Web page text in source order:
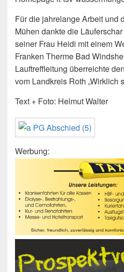
Für die jahrelange Arbeit und
Mühen dankte die
seiner Frau Heidi mit einem
Franken Therme Bad
Lauftreffleitung überreichte
vom Landkreis Roth „Wirklich
Text + Foto: Helmut Walter
Werbung: